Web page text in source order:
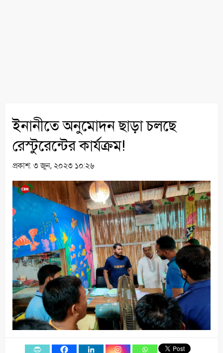
ইনানীতে অনুমোদন ছাড়া চলছে
রেস্টুরেন্টের কার্যক্রম!
প্রকাশ: ৩ জুন, ২০২৩ ১০:২৬